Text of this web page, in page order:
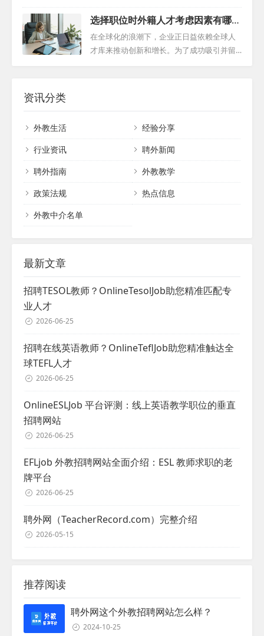
以让学校有更多的选择，而且也更有可能吸
引到顶尖的人才。 二、制作详细的招聘信息
魔...
们的教学质量和可靠性。为此，我们提供以
下外教招聘注意事项，帮助教育机构有效吸
引并选拔优秀的外籍教师。 一、利用专业中
介机构 寻找可靠的外籍教师，一个高效的方
仅关乎找到合适的教育工作者，更涉及到如
何确保他们能够顺利融入学校环境，同时遵
守相关法律法规，以及实现最佳的教学效
果。外教招聘范文在此过程中扮演着至关重
员在考虑外籍教师招聘时，首要任务是通过
一系列复杂的法律程序。特别是在中国这样
的国家，法律是至高...
选择职位时外籍人才考虑因素有哪
些？
在全球化的浪潮下，企业正日益依赖全球人
才库来推动创新和增长。为了成功吸引并留
时需要考虑的关键因素。 一、薪资与福利的
竞争力 对于外国人才来说，外籍人才薪酬福
利很重要，尤其薪资是他们评估工作机会时
的一个重要考量因素。雇主需要确保提供的
薪资不仅符合行业标准，还要考虑到新工作
地点的生活成本。此外，综合福利如医疗保
资讯分类
外教生活
经验分享
行业资讯
聘外新闻
聘外指南
外教教学
政策法规
热点信息
外教中介名单
最新文章
招聘TESOL教师？OnlineTesolJob助您精准匹配专
业人才
2026-06-25
招聘在线英语教师？OnlineTeflJob助您精准触达全
球TEFL人才
2026-06-25
OnlineESLJob 平台评测：线上英语教学职位的垂直
招聘网站
2026-06-25
EFLjob 外教招聘网站全面介绍：ESL 教师求职的老
牌平台
2026-06-25
聘外网（TeacherRecord.com）完整介绍
2026-05-15
推荐阅读
聘外网这个外教招聘网站怎么样？
2024-10-25